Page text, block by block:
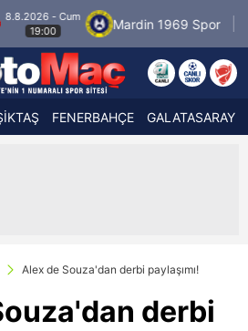
1969 Spor Özbelsan Sivasspor
FENERBAHÇE GALATASARAY
Alex de Souza'dan derbi paylaşımı!
derbi